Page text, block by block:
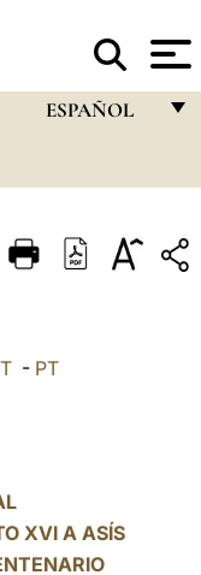
ESPAÑOL
ITALIANO
中文
- PT
XVI A ASÍS